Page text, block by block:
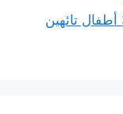
ريف إدلب: شرطة تلمنس تسلم 3 أطفال تائهين